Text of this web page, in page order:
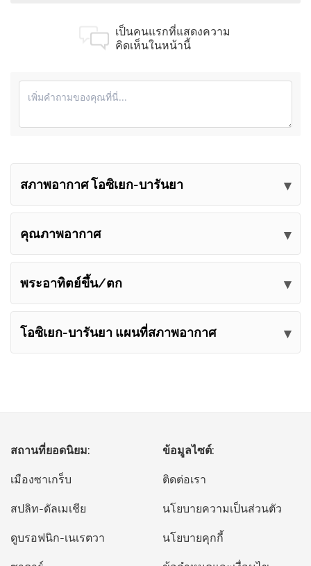
เป็นคนแรกที่แสดงความ
คิดเห็นในหน้านี้
สภาพอากาศ โอซิเยก-บารันยา
คุณภาพอากาศ
พระอาทิตย์ขึ้น/ตก
โอซิเยก-บารันยา แผนที่สภาพอากาศ
สถานที่ยอดนิยม:
เมืองซาเกร็บ
สปลิท-ดัลเมเชีย
ดูบรอฟนิก-เนเรตวา
ข้อมูลไซต์:
ติดต่อเรา
นโยบายความเป็นส่วนตัว
นโยบายคุกกี้